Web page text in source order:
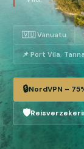
🇻🇺 Vanuatu
📌 Port Vila,
🔒NordVPN –
🛡️